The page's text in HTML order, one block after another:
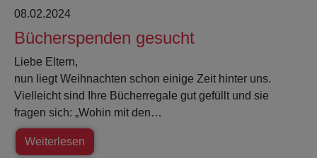
08.02.2024
Bücherspenden gesucht
Liebe Eltern,
nun liegt Weihnachten schon einige Zeit hinter uns.
Vielleicht sind Ihre Bücherregale gut gefüllt und sie
fragen sich: „Wohin mit den…
Weiterlesen